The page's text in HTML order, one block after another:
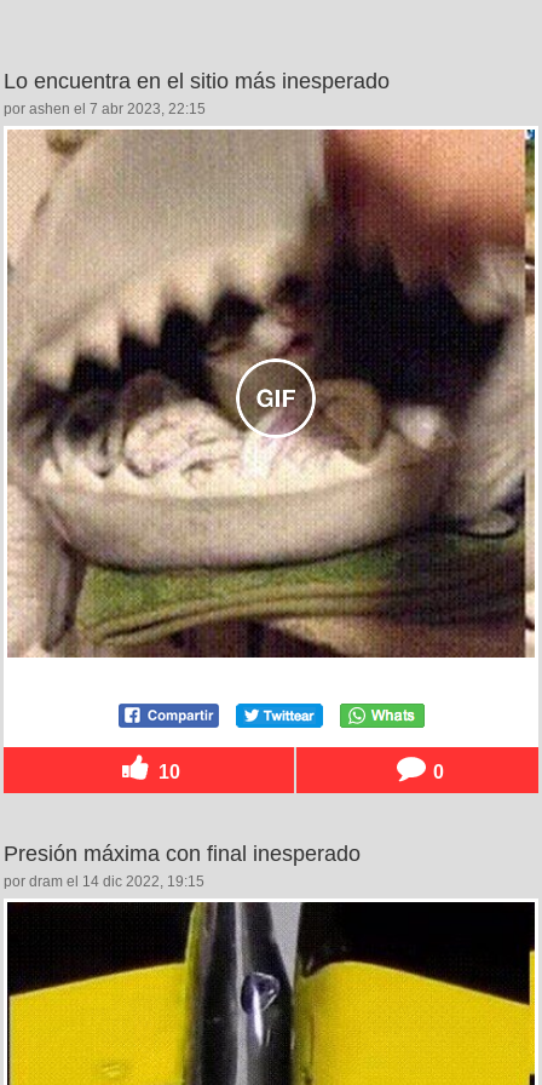
Lo encuentra en el sitio más inesperado
por ashen el 7 abr 2023, 22:15
10 0
Presión máxima con final inesperado
por dram el 14 dic 2022, 19:15